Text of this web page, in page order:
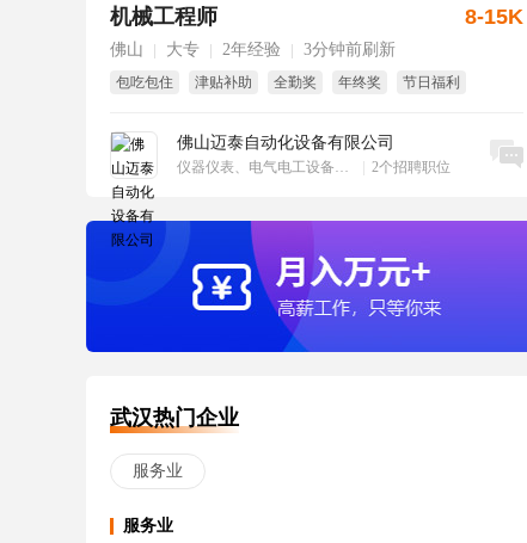
机械工程师
佛山 大专 2年经验 3分钟前刷新
包吃包住 津贴补助 全勤奖 年终奖
节日福利
佛山迈泰自动化设备有限公司
仪器仪表、电气电工设备、工业自动化 2个招聘职位
8-15K
立即沟通
武汉热门企业
服务业
服务业